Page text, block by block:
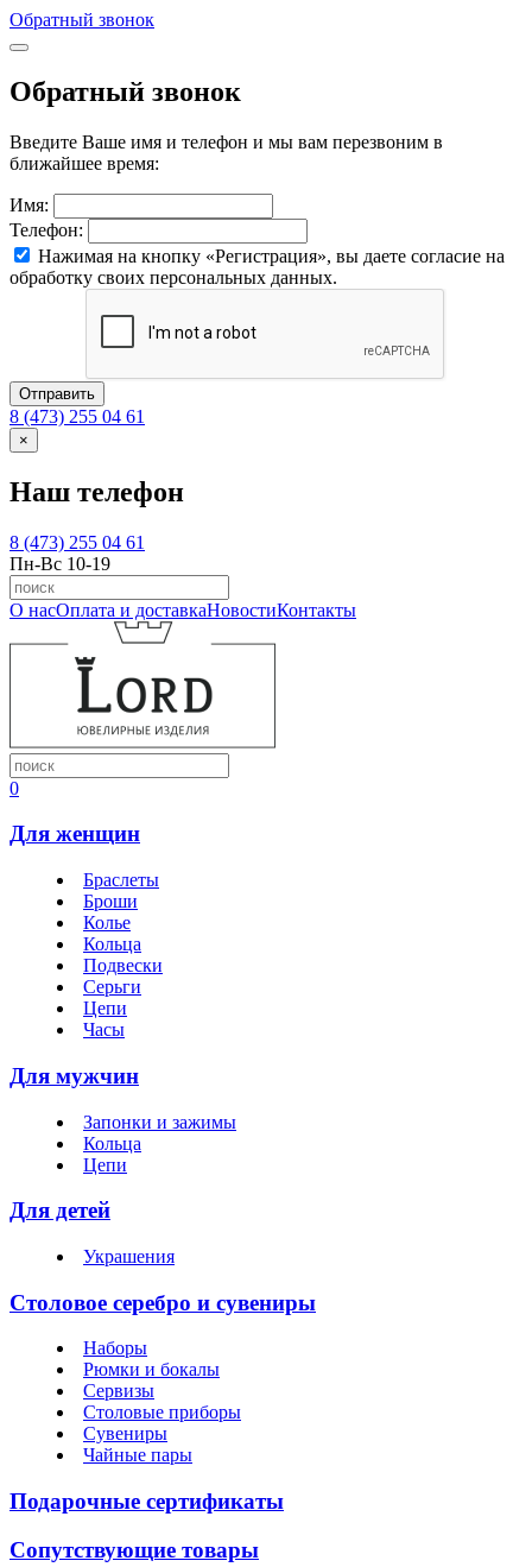
Обратный звонок
Обратный звонок
Введите Ваше имя и телефон и мы вам перезвоним в
ближайшее время:
Имя:
Телефон:
Нажимая на кнопку «Регистрация», вы даете согласие на
обработку своих персональных данных.
Отправить
8 (473) 255 04 61
×
Наш телефон
8 (473) 255 04 61
Пн-Вс 10-19
О насОплата и доставкаНовостиКонтакты
0
Для женщин
Браслеты
Броши
Колье
Кольца
Подвески
Серьги
Цепи
Часы
Для мужчин
Запонки и зажимы
Кольца
Цепи
Для детей
Украшения
Столовое серебро и сувениры
Наборы
Рюмки и бокалы
Сервизы
Столовые приборы
Сувениры
Чайные пары
Подарочные сертификаты
Сопутствующие товары